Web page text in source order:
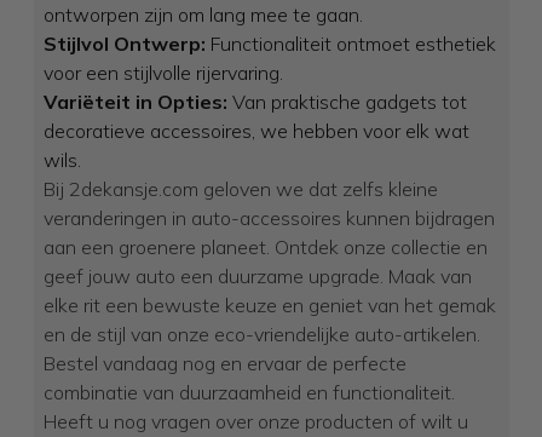
ontworpen zijn om lang mee te gaan.
Stijlvol Ontwerp: Functionaliteit ontmoet esthetiek
voor een stijlvolle rijervaring.
Variëteit in Opties: Van praktische gadgets tot
decoratieve accessoires, we hebben voor elk wat
wils.
Bij 2dekansje.com geloven we dat zelfs kleine
veranderingen in auto-accessoires kunnen bijdragen
aan een groenere planeet. Ontdek onze collectie en
geef jouw auto een duurzame upgrade. Maak van
elke rit een bewuste keuze en geniet van het gemak
en de stijl van onze eco-vriendelijke auto-artikelen.
Bestel vandaag nog en ervaar de perfecte
combinatie van duurzaamheid en functionaliteit.
Heeft u nog vragen over onze producten of wilt u